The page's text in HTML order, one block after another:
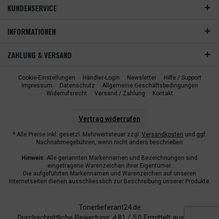
KUNDENSERVICE
INFORMATIONEN
ZAHLUNG & VERSAND
Cookie-Einstellungen Händler-Login Newsletter
Hilfe / Support
Impressum
Datenschutz
Allgemeine Geschäftsbedingungen
Widerrufsrecht
Versand / Zahlung Kontakt
Vertrag widerrufen
* Alle Preise inkl. gesetzl. Mehrwertsteuer zzgl. Versandkosten und ggf.
Nachnahmegebühren, wenn nicht anders beschrieben
Hinweis: Alle genannten Markennamen und Bezeichnungen sind
eingetragene Warenzeichen ihrer Eigentümer.
Die aufgeführten Markennamen und Warenzeichen auf unseren
Internetseiten dienen ausschliesslich zur Beschreibung unserer Produkte.
Tonerlieferant24.de